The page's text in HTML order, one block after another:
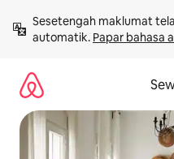
kandungan
Sesetengah maklumat
automatik. Papar bahasa